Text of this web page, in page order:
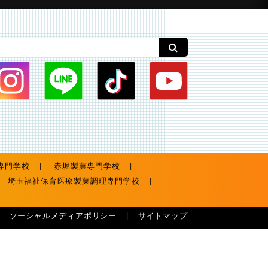
門学校
赤堀製菓専門学校
埼玉福祉保育医療製菓調理専門学校
サイトマップ
ソーシャルメディアポリシー